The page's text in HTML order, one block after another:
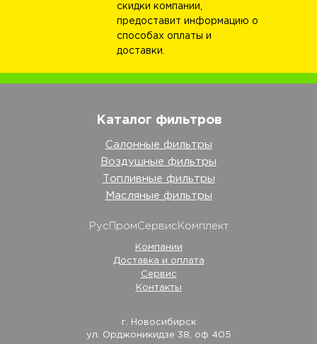
скидки компании,
предоставит информацию о
способах оплаты и
доставки.
Каталог фильтров
Салонные фильтры
Воздушные фильтры
Топливные фильтры
Масляные фильтры
РусПромСервисКомплект
Компании
Доставка и оплата
Сервис
Контакты
г. Новосибирск
ул. Орджоникидзе 38, оф 405